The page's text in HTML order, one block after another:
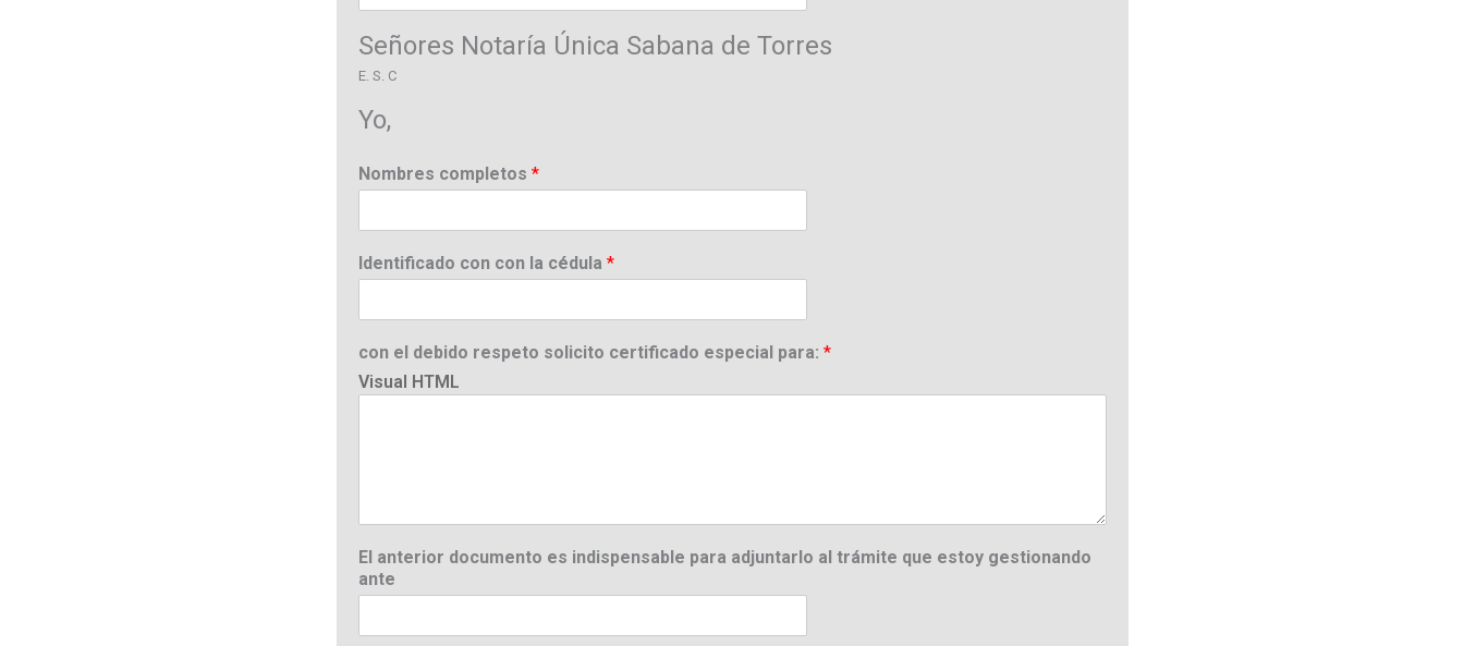
Señores Notaría Única Sabana de Torres
E. S. C
Yo,
Nombres completos *
Identificado con con la cédula *
con el debido respeto solicito certificado especial para: *
Visual HTML
El anterior documento es indispensable para adjuntarlo al trámite que estoy gestionando
ante